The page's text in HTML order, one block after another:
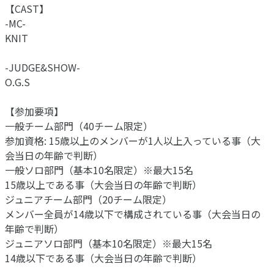
【CAST】
-MC-
KNIT
-JUDGE&SHOW-
O.G.S
【参加要項】
一般チーム部門（40チーム限定）
参加資格: 15歳以上のメンバーが1人以上入っている事（大
会当日の年齢で判断）
一般ソロ部門（基本10名限定）※最大15名
15歳以上である事（大会当日の年齢で判断）
ジュニアチーム部門（20チーム限定）
メンバー全員が14歳以下で構成されている事（大会当日の
年齢で判断）
ジュニアソロ部門（基本10名限定）※最大15名
14歳以下である事（大会当日の年齢で判断）